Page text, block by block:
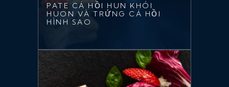
PATE CÁ HỒI HUN KHÓI
HUON VÀ TRỨNG CÁ HỒI
HÌNH SAO